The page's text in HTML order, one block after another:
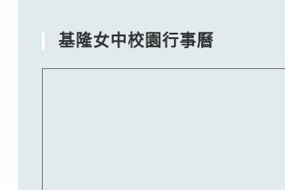
基隆女中校園行事曆